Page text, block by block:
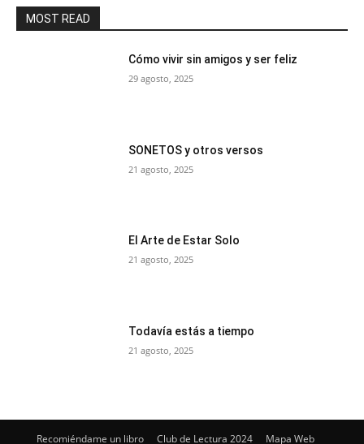
MOST READ
Cómo vivir sin amigos y ser feliz
29 agosto, 2025
SONETOS y otros versos
21 agosto, 2025
El Arte de Estar Solo
21 agosto, 2025
Todavía estás a tiempo
21 agosto, 2025
Recomiéndame un libro Club de Lectura 2024 Mapa Web